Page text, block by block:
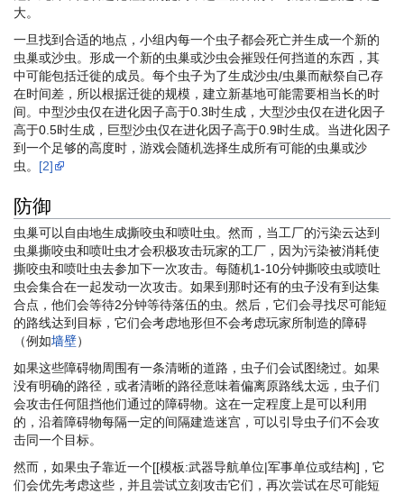
大。
一旦找到合适的地点，小组内每一个虫子都会死亡并生成一个新的
虫巢或沙虫。形成一个新的虫巢或沙虫会摧毁任何挡道的东西，其
中可能包括迁徙的成员。每个虫子为了生成沙虫/虫巢而献祭自己存
在时间差，所以根据迁徙的规模，建立新基地可能需要相当长的时
间。中型沙虫仅在进化因子高于0.3时生成，大型沙虫仅在进化因子
高于0.5时生成，巨型沙虫仅在进化因子高于0.9时生成。当进化因子
到一个足够的高度时，游戏会随机选择生成所有可能的虫巢或沙
虫。 [2]
防御
虫巢可以自由地生成撕咬虫和喷吐虫。然而，当工厂的污染云达到
虫巢撕咬虫和喷吐虫才会积极攻击玩家的工厂，因为污染被消耗使
撕咬虫和喷吐虫去参加下一次攻击。每随机1-10分钟撕咬虫或喷吐
虫会集合在一起发动一次攻击。如果到那时还有的虫子没有到达集
合点，他们会等待2分钟等待落伍的虫。然后，它们会寻找尽可能短
的路线达到目标，它们会考虑地形但不会考虑玩家所制造的障碍
（例如墙壁）
如果这些障碍物周围有一条清晰的道路，虫子们会试图绕过。如果
没有明确的路径，或者清晰的路径意味着偏离原路线太远，虫子们
会攻击任何阻挡他们通过的障碍物。这在一定程度上是可以利用
的，沿着障碍物每隔一定的间隔建造迷宫，可以引导虫子们不会攻
击同一个目标。
然而，如果虫子靠近一个[[模板:武器导航单位|军事单位或结构]，它
们会优先考虑这些，并且尝试立刻攻击它们，再次尝试在尽可能短